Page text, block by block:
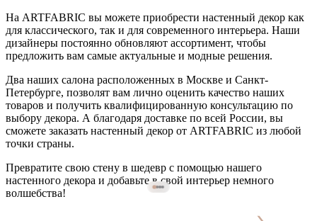
На ARTFABRIC вы можете приобрести настенный декор как
для классического, так и для современного интерьера. Наши
дизайнеры постоянно обновляют ассортимент, чтобы
предложить вам самые актуальные и модные решения.
Два наших салона расположенных в Москве и Санкт-
Петербурге, позволят вам лично оценить качество наших
товаров и получить квалифицированную консультацию по
выбору декора. А благодаря доставке по всей России, вы
сможете заказать настенный декор от ARTFABRIC из любой
точки страны.
Превратите свою стену в шедевр с помощью нашего
настенного декора и добавьте в свой интерьер немного
волшебства!